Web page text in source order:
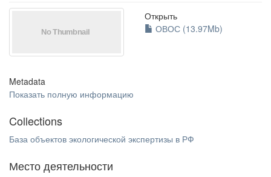
Открыть
ОВОС (13.97Mb)
Metadata
Показать полную информацию
Collections
База объектов экологической экспертизы в РФ
Место деятельности